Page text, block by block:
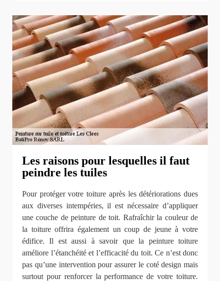
Les raisons pour lesquelles il faut
peindre les tuiles
Pour protéger votre toiture après les détériorations dues
aux diverses intempéries, il est nécessaire d’appliquer
une couche de peinture de toit. Rafraîchir la couleur de
la toiture offrira également un coup de jeune à votre
édifice. Il est aussi à savoir que la peinture toiture
améliore l’étanchéité et l’efficacité du toit. Ce n’est donc
pas qu’une intervention pour assurer le coté design mais
surtout pour renforcer la performance de votre toiture.